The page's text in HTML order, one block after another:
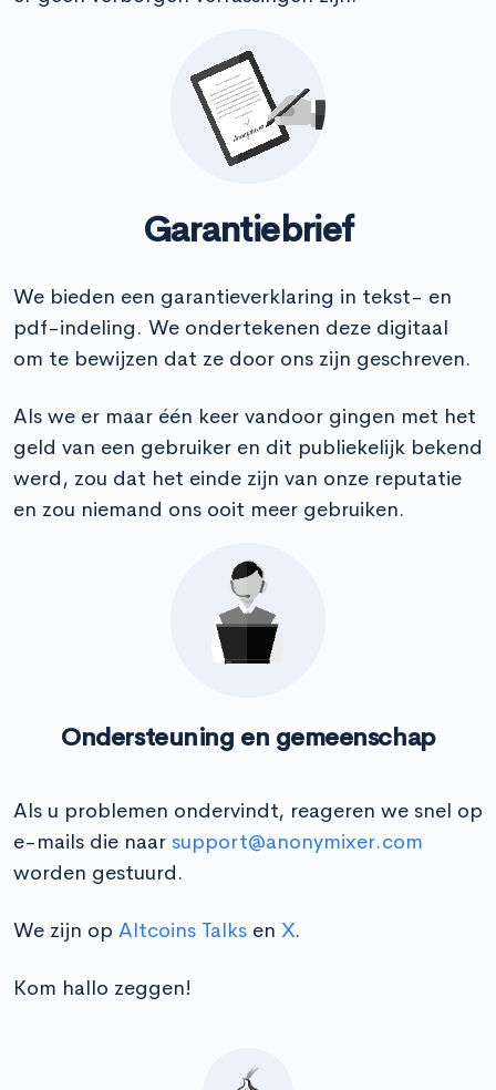
Garantiebrief
We bieden een garantieverklaring in tekst- en
pdf-indeling. We ondertekenen deze digitaal
om te bewijzen dat ze door ons zijn geschreven.
Als we er maar één keer vandoor gingen met het
geld van een gebruiker en dit publiekelijk bekend
werd, zou dat het einde zijn van onze reputatie
en zou niemand ons ooit meer gebruiken.
Ondersteuning en gemeenschap
Als u problemen ondervindt, reageren we snel op
e-mails die naar support@anonymixer.com
worden gestuurd.
We zijn op Altcoins Talks en X.
Kom hallo zeggen!